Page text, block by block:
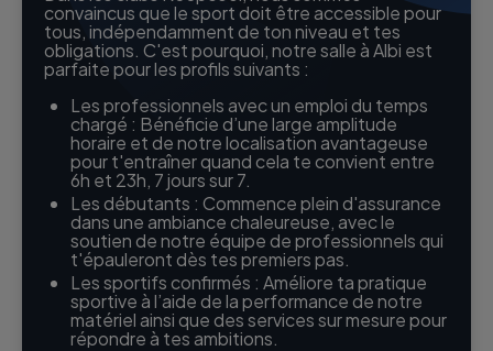
convaincus que le sport doit être accessible pour
tous, indépendamment de ton niveau et tes
obligations. C'est pourquoi, notre salle à Albi est
parfaite pour les profils suivants :
Les professionnels avec un emploi du temps
chargé : Bénéficie d’une large amplitude
horaire et de notre localisation avantageuse
pour t'entraîner quand cela te convient entre
6h et 23h, 7 jours sur 7.
Les débutants : Commence plein d'assurance
dans une ambiance chaleureuse, avec le
soutien de notre équipe de professionnels qui
t'épauleront dès tes premiers pas.
Les sportifs confirmés : Améliore ta pratique
sportive à l’aide de la performance de notre
matériel ainsi que des services sur mesure pour
répondre à tes ambitions.